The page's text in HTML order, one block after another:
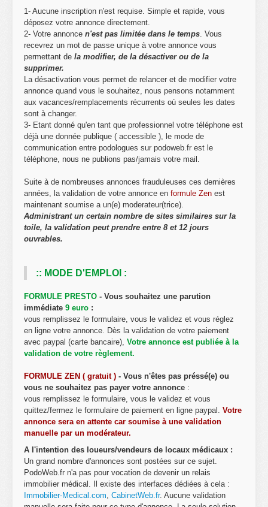
1- Aucune inscription n'est requise. Simple et rapide, vous
déposez votre annonce directement.
2- Votre annonce n'est pas limitée dans le temps. Vous
recevrez un mot de passe unique à votre annonce vous
permettant de la modifier, de la désactiver ou de la
supprimer.
La désactivation vous permet de relancer et de modifier votre
annonce quand vous le souhaitez, nous pensons notamment
aux vacances/remplacements récurrents où seules les dates
sont à changer.
3- Etant donné qu'en tant que professionnel votre téléphone est
déjà une donnée publique ( accessible ), le mode de
communication entre podologues sur podoweb.fr est le
téléphone, nous ne publions pas/jamais votre mail.
Suite à de nombreuses annonces frauduleuses ces dernières
années, la validation de votre annonce en formule Zen est
maintenant soumise a un(e) moderateur(trice).
Administrant un certain nombre de sites similaires sur la
toile, la validation peut prendre entre 8 et 12 jours
ouvrables.
:: MODE D'EMPLOI :
FORMULE PRESTO - Vous souhaitez une parution
immédiate 9 euro :
vous remplissez le formulaire, vous le validez et vous réglez
en ligne votre annonce. Dès la validation de votre paiement
avec paypal (carte bancaire), Votre annonce est publiée à la
validation de votre règlement.
FORMULE ZEN ( gratuit ) - Vous n'êtes pas préssé(e) ou
vous ne souhaitez pas payer votre annonce :
vous remplissez le formulaire, vous le validez et vous
quittez/fermez le formulaire de paiement en ligne paypal. Votre
annonce sera en attente car soumise à une validation
manuelle par un modérateur.
A l'intention des loueurs/vendeurs de locaux médicaux :
Un grand nombre d'annonces sont postées sur ce sujet.
PodoWeb.fr n'a pas pour vocation de devenir un relais
immobilier médical. Il existe des interfaces dédiées à cela :
Immobilier-Medical.com, CabinetWeb.fr. Aucune validation